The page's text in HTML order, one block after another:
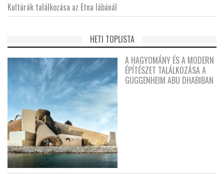
Kultúrák találkozása az Etna lábánál
HETI TOPLISTA
A HAGYOMÁNY ÉS A MODERN
ÉPÍTÉSZET TALÁLKOZÁSA A
GUGGENHEIM ABU DHABIBAN